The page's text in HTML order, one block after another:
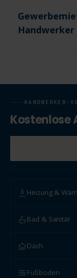
Handwerker
HANDWERKER-
Kostenlose
Heizung &
Bad & Sanitär
Dach
Fußboden